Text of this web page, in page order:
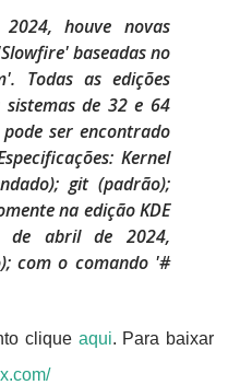
houve novas
baseadas no
Todas as edições
de 32 e 64
ser encontrado
Kernel
git (padrão);
na edição KDE
abril de 2024,
com o comando '#
clique aqui. Para baixar